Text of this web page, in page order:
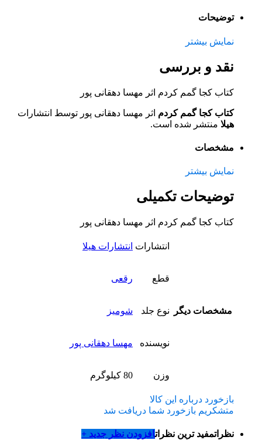
توضیحات
نمایش بیشتر
نقد و بررسی
کتاب کجا گمم کردم اثر مهسا دهقانی پور
کتاب کجا گمم کردم اثر مهسا دهقانی پور توسط انتشارات
هیلا منتشر شده است.
مشخصات
نمایش بیشتر
توضیحات تکمیلی
کتاب کجا گمم کردم اثر مهسا دهقانی پور
مشخصات دیگر
انتشارات انتشارات هیلا
قطع رقعی
نوع جلد شومیز
نویسنده مهسا دهقانی پور
وزن 80 کیلوگرم
بازخورد درباره این کالا
متشکریم بازخورد شما دریافت شد
نظراتمفید ترین نظراتافزودن نظر جدید +